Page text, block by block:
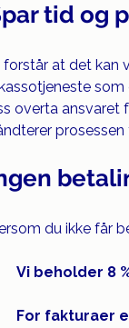
tid og
forstår at det kan
overta ansvaret
du ikke får
Vi beholder 8
For fakturaer